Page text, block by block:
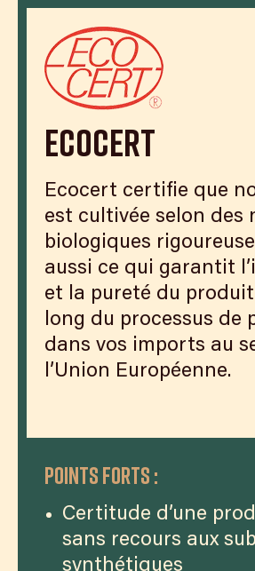
Ecocert
Ecocert certifie que
est cultivée selon des
biologiques
aussi ce qui garantit
et la pureté du
long du processus de
dans vos imports au
l’Union Européenne.
Points forts :
Certitude d’une
sans recours aux
synthétiques